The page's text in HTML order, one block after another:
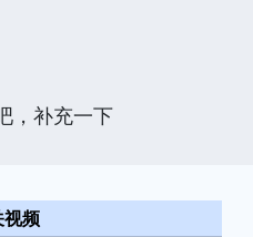
，补充一下
频